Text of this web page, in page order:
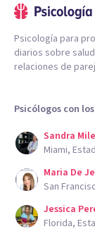
Psicología para
diarios sobre
relaciones de
Psicólogos con
Sandra
Miami,
Maria De
San
Jessica
Florida,